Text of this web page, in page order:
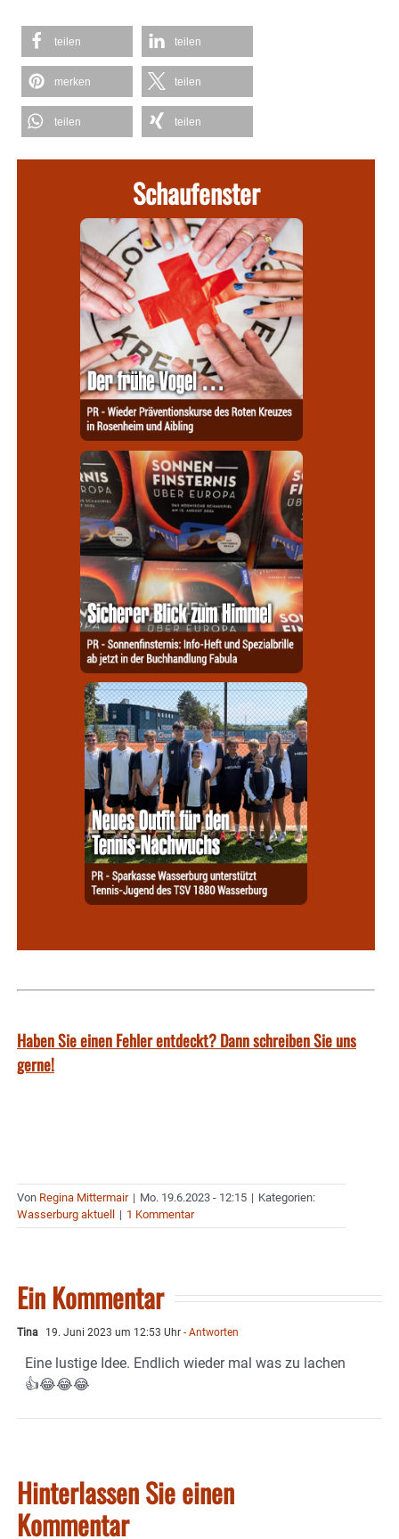
teilen teilen
merken teilen
teilen teilen
Schaufenster
Haben Sie einen Fehler entdeckt? Dann schreiben Sie uns
gerne!
Von Regina Mittermair | Mo. 19.6.2023 - 12:15 | Kategorien:
Wasserburg aktuell
| 1 Kommentar
Ein Kommentar
Tina 19. Juni 2023 um 12:53 Uhr - Antworten
Eine lustige Idee. Endlich wieder mal was zu lachen
👍😂😂😂
Hinterlassen Sie einen
Kommentar